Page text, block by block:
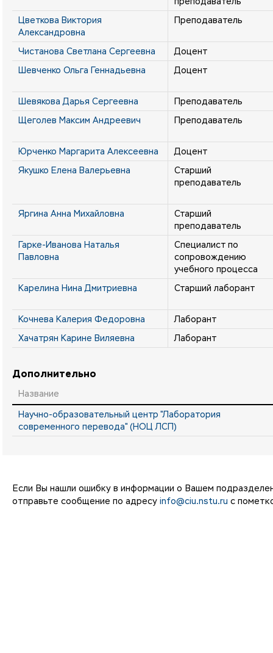
Цветкова Виктория
Александровна
Преподаватель
Чистанова Светлана Сергеевна
Доцент
Шевченко Ольга Геннадьевна
Доцент
Шевякова Дарья Сергеевна
Преподаватель
Щеголев Максим Андреевич
Преподаватель
Юрченко Маргарита Алексеевна
Доцент
Якушко Елена Валерьевна
Старший
преподаватель
Яргина Анна Михайловна
Старший
преподаватель
Гарке-Иванова Наталья
Павловна
Специалист по
сопровождению
учебного процесса
Карелина Нина Дмитриевна
Старший лаборант
Кочнева Калерия Федоровна
Лаборант
Хачатрян Карине Виляевна
Лаборант
Дополнительно
Название
Научно-образовательный центр "Лаборатория
современного перевода" (НОЦ ЛСП)
Если Вы нашли ошибку в информации о Вашем
отправьте сообщение по адресу info@ciu.nstu.ru с